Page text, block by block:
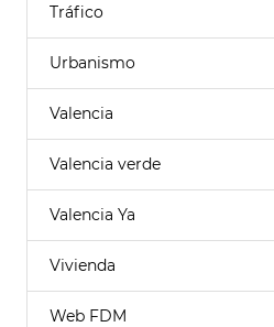
Tráfico
Urbanismo
Valencia
Valencia verde
Valencia Ya
Vivienda
Web FDM